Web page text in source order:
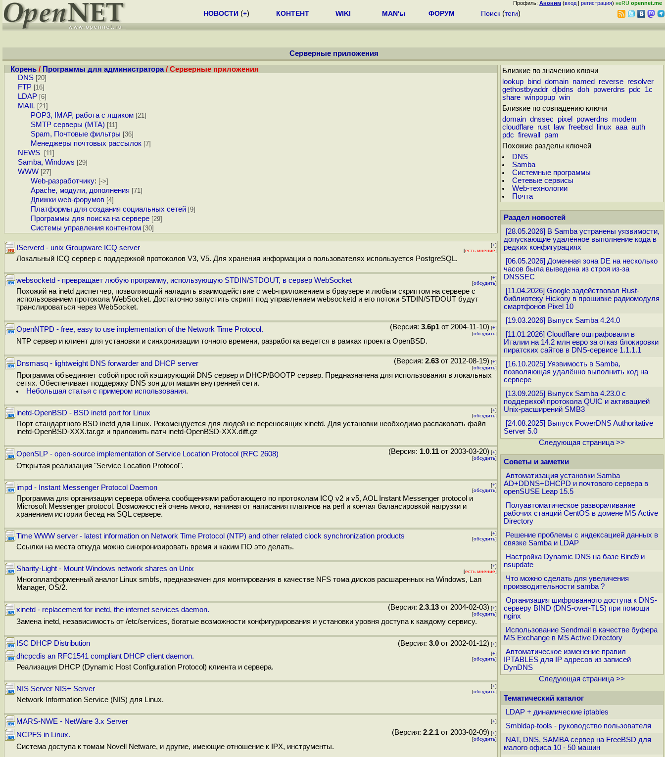
Профиль: Аноним (вход | регистрация) неRU opennet.me
НОВОСТИ (+) КОНТЕНТ WIKI MAN'ы ФОРУМ Поиск (теги)
Серверные приложения
Корень / Программы для администратора/ Серверные приложения
DNS [20]
FTP [16]
LDAP [6]
MAIL [21]
POP3, IMAP, работа с ящиком [21]
SMTP серверы (MTA) [11]
Spam, Почтовые фильтры [36]
Менеджеры почтовых рассылок [7]
NEWS [11]
Samba, Windows [29]
WWW [27]
Web-разработчику: [->]
Apache, модули, дополнения [71]
Движки web-форумов [4]
Платформы для создания социальных сетей [9]
Программы для поиска на сервере [29]
Системы управления контентом [30]
IServerd - unix Groupware ICQ server [+]
[есть мнение]
Локальный ICQ сервер с поддержкой протоколов V3, V5. Для хранения информации о пользователях используется PostgreSQL.
websocketd - превращает любую программу, использующую STDIN/STDOUT, в сервер WebSocket [+]
[обсудить]
Похожий на inetd диспетчер, позволяющий наладить взаимодействие с web-приложением в браузере и любым скриптом на сервере с
использованием протокола WebSocket. Достаточно запустить скрипт под управлением websocketd и его потоки STDIN/STDOUT будут
транслироваться через WebSocket.
OpenNTPD - free, easy to use implementation of the Network Time Protocol. (Версия: 3.6p1 от 2004-11-10) [+]
[обсудить]
NTP сервер и клиент для установки и синхронизации точного времени, разработка ведется в рамках проекта OpenBSD.
Dnsmasq - lightweight DNS forwarder and DHCP server (Версия: 2.63 от 2012-08-19) [+]
[обсудить]
Программа объединяет собой простой кэширующий DNS сервер и DHCP/BOOTP сервер. Предназначена для использования в локальных
сетях. Обеспечивает поддержку DNS зон для машин внутренней сети.
Небольшая статья с примером использования.
inetd-OpenBSD - BSD inetd port for Linux [+]
[обсудить]
Порт стандартного BSD inetd для Linux. Рекомендуется для людей не переносящих xinetd. Для установки необходимо распаковать файл
inetd-OpenBSD-XXX.tar.gz и приложить патч inetd-OpenBSD-XXX.diff.gz
OpenSLP - open-source implementation of Service Location Protocol (RFC 2608) (Версия: 1.0.11 от 2003-03-20) [+]
[обсудить]
Открытая реализация "Service Location Protocol".
impd - Instant Messenger Protocol Daemon [+]
[обсудить]
Программа для организации сервера обмена сообщениями работающего по протоколам ICQ v2 и v5, AOL Instant Messenger protocol и
Microsoft Messenger protocol. Возможностей очень много, начиная от написания плагинов на perl и кончая балансировкой нагрузки и
хранением истории бесед на SQL сервере.
Time WWW server - latest information on Network Time Protocol (NTP) and other related clock synchronization products [+]
[обсудить]
Ссылки на места откуда можно синхронизировать время и каким ПО это делать.
Sharity-Light - Mount Windows network shares on Unix [+]
[есть мнение]
Многоплатформенный аналог Linux smbfs, предназначен для монтирования в качестве NFS тома дисков расшаренных на Windows, Lan
Manager, OS/2.
xinetd - replacement for inetd, the internet services daemon. (Версия: 2.3.13 от 2004-02-03) [+]
[обсудить]
Замена inetd, независимость от /etc/services, богатые возможности конфигурирования и установки уровня доступа к каждому сервису.
ISC DHCP Distribution (Версия: 3.0 от 2002-01-12) [+]
dhcpcdis an RFC1541 compliant DHCP client daemon. [+]
[обсудить]
Реализация DHCP (Dynamic Host Configuration Protocol) клиента и сервера.
NIS Server NIS+ Server [+]
[обсудить]
Network Information Service (NIS) для Linux.
MARS-NWE - NetWare 3.x Server [+]
NCPFS in Linux. (Версия: 2.2.1 от 2003-02-09) [+]
[обсудить]
Система доступа к томам Novell Netware, и другие, имеющие отношение к IPX, инструменты.
Близкие по значению ключи
lookup
bind domain named reverse resolver
gethostbyaddr djbdns doh powerdns pdc
1c
share winpopup win
Близкие по совпадению ключи
domain dnssec pixel powerdns
modem
cloudflare rust law freebsd linux aaa auth
pdc firewall
pam
Похожие разделы ключей
DNS
Samba
Системные программы
Сетевые сервисы
Web-технологии
Почта
Раздел новостей
[28.05.2026] В Samba устранены уязвимости,
допускающие удалённое выполнение кода в
редких конфигурациях
[06.05.2026] Доменная зона DE на несколько
часов была выведена из строя из-за
DNSSEC
[11.04.2026] Google задействовал Rust-
библиотеку Hickory в прошивке радиомодуля
смартфонов Pixel 10
[19.03.2026] Выпуск Samba 4.24.0
[11.01.2026] Cloudflare оштрафовали в
Италии на 14.2 млн евро за отказ блокировки
пиратских сайтов в DNS-сервисе 1.1.1.1
[16.10.2025] Уязвимость в Samba,
позволяющая удалённо выполнить код на
сервере
[13.09.2025] Выпуск Samba 4.23.0 с
поддержкой протокола QUIC и активацией
Unix-расширений SMB3
[24.08.2025] Выпуск PowerDNS Authoritative
Server 5.0
Следующая страница >>
Советы и заметки
Автоматизация установки Samba
AD+DDNS+DHCPD и почтового сервера в
openSUSE Leap 15.5
Полуавтоматическое разворачивание
рабочих станций CentOS в домене MS Active
Directory
Решение проблемы с индексацией данных в
связке Samba и LDAP
Настройка Dynamic DNS на базе Bind9 и
nsupdate
Что можно сделать для увеличения
производительности samba ?
Организация шифрованного доступа к DNS-
серверу BIND (DNS-over-TLS) при помощи
nginx
Использование Sendmail в качестве буфера
MS Exchange в MS Active Directory
Автоматическое изменение правил
IPTABLES для IP адресов из записей
DynDNS
Следующая страница >>
Тематический каталог
LDAP + динамические iptables
Smbldap-tools - руководство пользователя
NAT, DNS, SAMBA сервер на FreeBSD для
малого офиса 10 - 50 машин